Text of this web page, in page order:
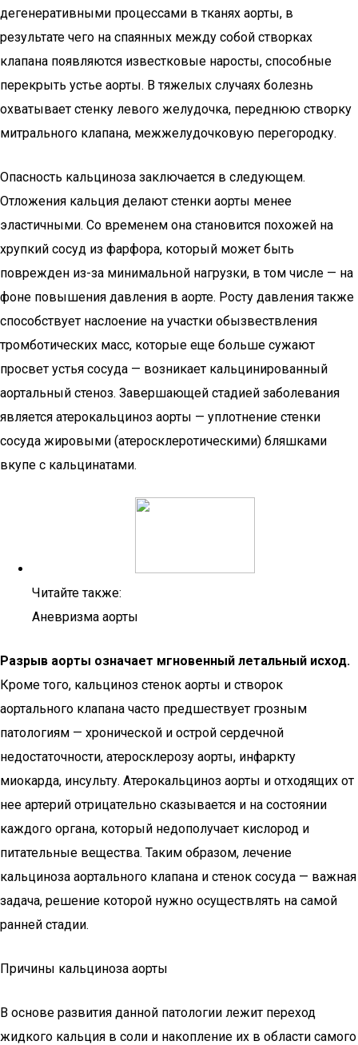
дегенеративными процессами в тканях аорты, в
результате чего на спаянных между собой створках
клапана появляются известковые наросты, способные
перекрыть устье аорты. В тяжелых случаях болезнь
охватывает стенку левого желудочка, переднюю створку
митрального клапана, межжелудочковую перегородку.
Опасность кальциноза заключается в следующем.
Отложения кальция делают стенки аорты менее
эластичными. Со временем она становится похожей на
хрупкий сосуд из фарфора, который может быть
поврежден из-за минимальной нагрузки, в том числе — на
фоне повышения давления в аорте. Росту давления также
способствует наслоение на участки обызвествления
тромботических масс, которые еще больше сужают
просвет устья сосуда — возникает кальцинированный
аортальный стеноз. Завершающей стадией заболевания
является атерокальциноз аорты — уплотнение стенки
сосуда жировыми (атеросклеротическими) бляшками
вкупе с кальцинатами.
Читайте также:
Аневризма аорты
Разрыв аорты означает мгновенный летальный исход.
Кроме того, кальциноз стенок аорты и створок
аортального клапана часто предшествует грозным
патологиям — хронической и острой сердечной
недостаточности, атеросклерозу аорты, инфаркту
миокарда, инсульту. Атерокальциноз аорты и отходящих от
нее артерий отрицательно сказывается и на состоянии
каждого органа, который недополучает кислород и
питательные вещества. Таким образом, лечение
кальциноза аортального клапана и стенок сосуда — важная
задача, решение которой нужно осуществлять на самой
ранней стадии.
Причины кальциноза аорты
В основе развития данной патологии лежит переход
жидкого кальция в соли и накопление их в области самого